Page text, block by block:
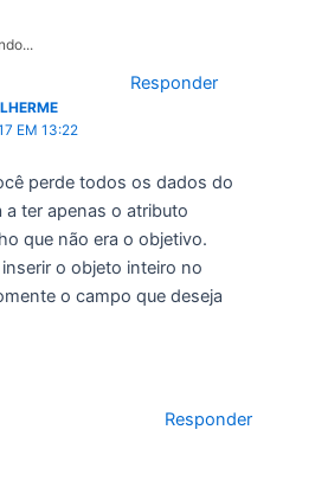
Responder
EM 13:22
perde todos os dados do
a ter apenas o atributo
que não era o objetivo.
o objeto inteiro no
o campo que deseja
Responder